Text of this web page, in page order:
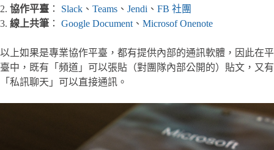
2. 協作平臺 ： Slack 、 Teams 、 Jendi 、 FB 社團
3. 線上共筆 ： Google Document 、 Microsof Onenote
以上如果是專業協作平臺，都有提供內部的通訊軟體，因此在平
臺中，既有「頻道」可以張貼（對團隊內部公開的）貼文，又有
「私訊聊天」可以直接通訊。